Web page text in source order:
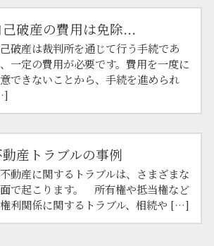
己破産の費用は免除...
破産は裁判所を通じて行う手続であ
一定の費用が必要です。費用を一度に
できないことから、手続を進められ
産トラブルの事例
動産に関するトラブルは、さまざまな
で起こります。 所有権や抵当権など
利関係に関するトラブル、相続や […]